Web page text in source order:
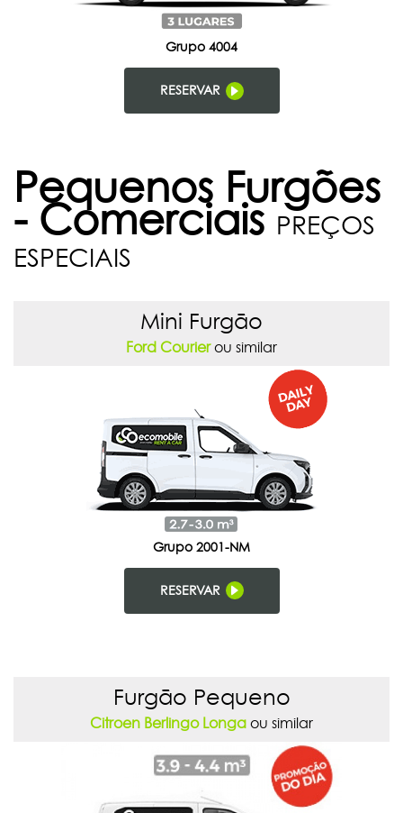
Grupo 4004
RESERVAR
Pequenos Furgões
- ComerciaisPREÇOS
ESPECIAIS
Mini Furgão
Ford Courierou similar
Grupo 2001-NM
RESERVAR
Furgão Pequeno
Citroen Berlingo Longa ou similar